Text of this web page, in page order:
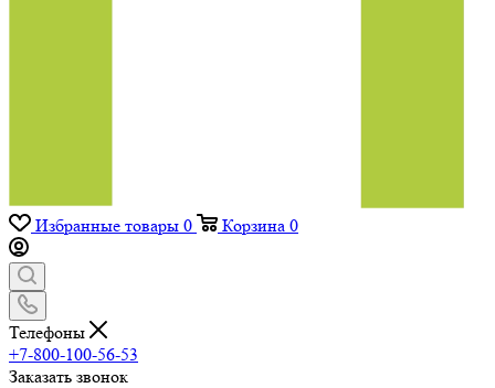
Избранные товары 0 Корзина 0
Телефоны
+7-800-100-56-53
Заказать звонок